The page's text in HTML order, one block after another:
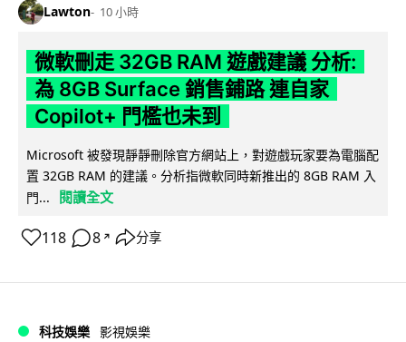
Lawton 10 小時
微軟刪走 32GB RAM 遊戲建議 分析:
為 8GB Surface 銷售鋪路 連自家
Copilot+ 門檻也未到
Microsoft 被發現靜靜刪除官方網站上，對遊戲玩家要為電腦配
置 32GB RAM 的建議。分析指微軟同時新推出的 8GB RAM 入
門...
閱讀全文
118 8 ↗ 分享
科技娛樂 影視娛樂